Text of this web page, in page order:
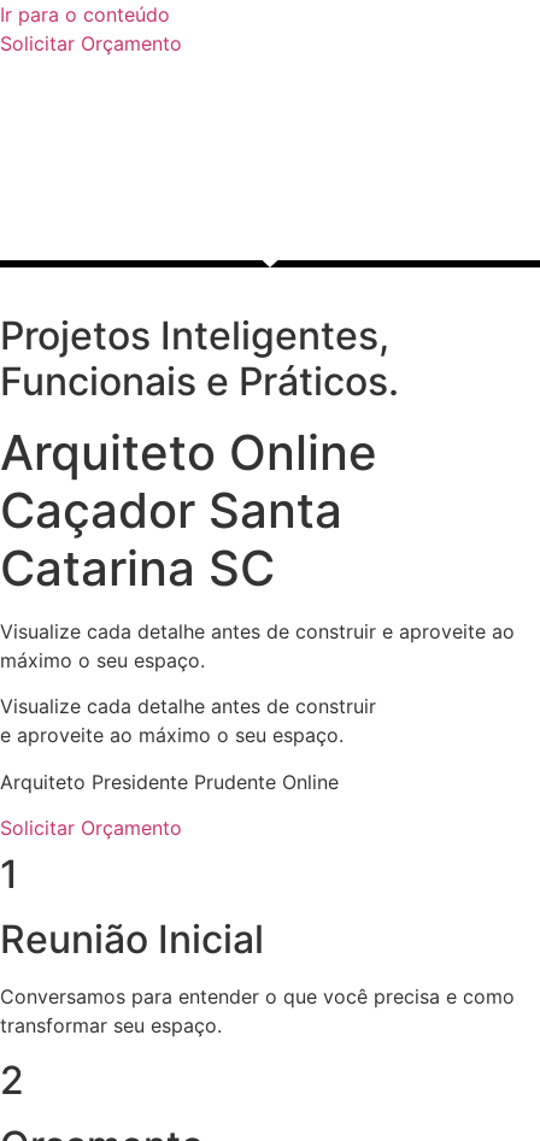
Ir para o conteúdo
Solicitar Orçamento
Projetos Inteligentes,
Funcionais e Práticos.
Arquiteto Online
Caçador Santa
Catarina SC
Visualize cada detalhe antes de construir e aproveite ao
máximo o seu espaço.
Visualize cada detalhe antes de construir
e aproveite ao máximo o seu espaço.
Arquiteto Presidente Prudente Online
Solicitar Orçamento
1
Reunião Inicial
Conversamos para entender o que você precisa e como
transformar seu espaço.
2